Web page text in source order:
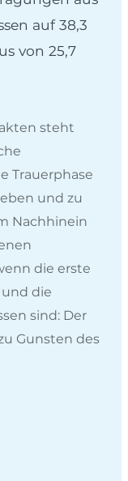
auf 38,3
von 25,7
steht
Trauerphase
und zu
Nachhinein
die erste
die
sind: Der
Gunsten des